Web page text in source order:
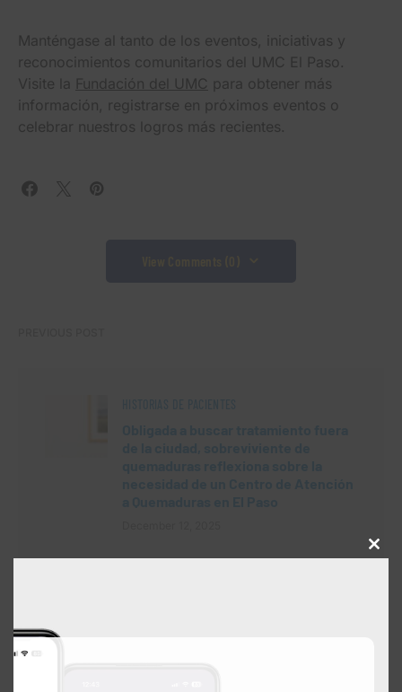
Manténgase al tanto de los eventos, iniciativas y
reconocimientos comunitarios del UMC El Paso.
Visite la Fundación del UMC para obtener más
información, registrarse en próximos eventos o
celebrar nuestros logros más recientes.
Close